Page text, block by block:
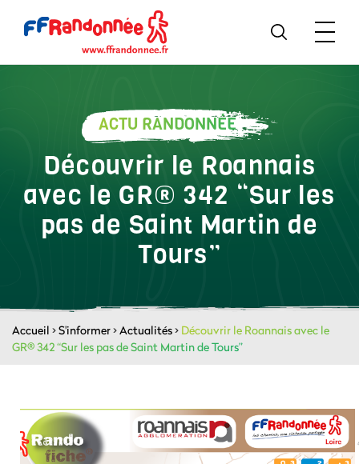
ACTU RANDONNÉE
Découvrir le Roannais
avec le GR® 342 “Sur les
pas de Saint Martin de
Tours”
Accueil >S'informer>Actualités> Découvrir le Roannais avec le
GR® 342 “Sur les pas de Saint Martin de Tours”